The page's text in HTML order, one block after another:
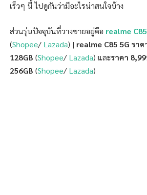
เร็วๆ นี้ ไปดูกันว่ามีอะไรน่าสนใจบ้าง
ส่วนรุ่นปัจจุบันที่วางขายอยู่คือ realme C85
(Shopee/ Lazada) | realme C85 5G รา
128GB (Shopee/ Lazada) และราคา
256GB (Shopee/ Lazada)